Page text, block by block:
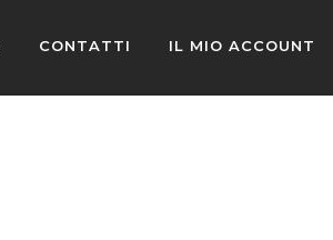
CONTATTI IL MIO ACCOUNT